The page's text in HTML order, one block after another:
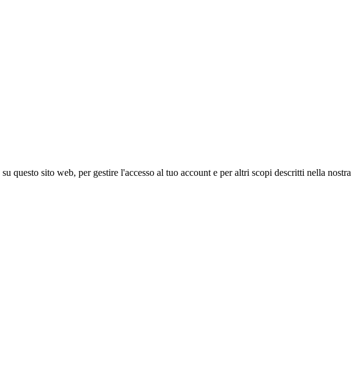
questo sito web, per gestire l'accesso al tuo account e per altri scopi descritti nella nostra